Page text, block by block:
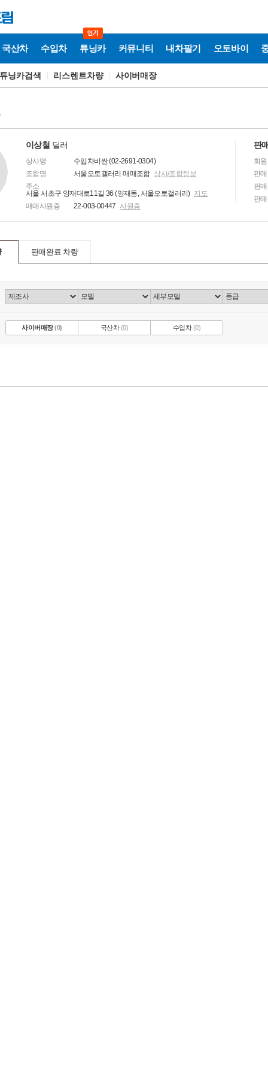
국산차 수입차 튜닝카 커뮤니티 내차팔기 오토바이
닝카검색 리스렌트차량 사이버매장
이상철 딜러
상사명
수입차비싼 (02-2691-0304)
조합명
서울오토갤러리 매매조합 상사/조합정보
주소
서울 서초구 양재대로11길 36 (양재동, 서울오토갤러리) 지도
매매사원증
22-003-00447 사원증
판
회
판
판
판
판매완료 차량
사이버매장(0) 국산차(0) 수입차(0)